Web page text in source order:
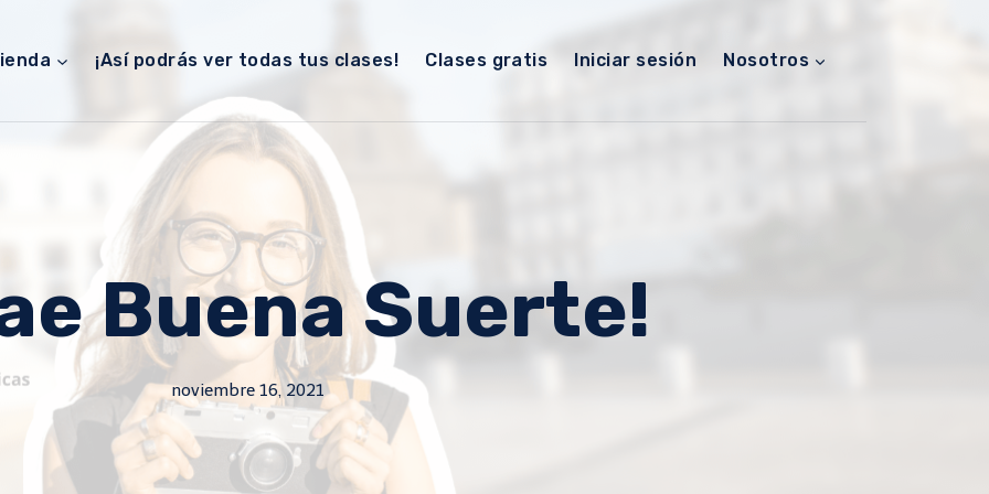
¡Así podrás ver todas tus clases! Clases gratis Iniciar sesión Nosotros
Buena Suerte!
noviembre 16, 2021